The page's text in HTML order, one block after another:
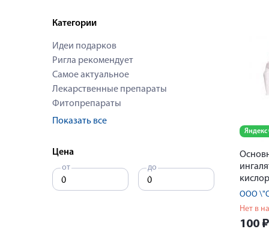
Категории
Идеи подарков
Ригла рекомендует
Самое актуальное
Лекарственные препараты
Фитопрепараты
Показать все
Цена
от до
Яндекс
маски
ООО
Нет в
100 ₽